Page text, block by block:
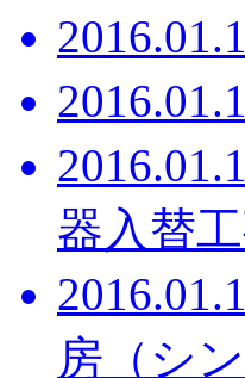
器入替
房（シ